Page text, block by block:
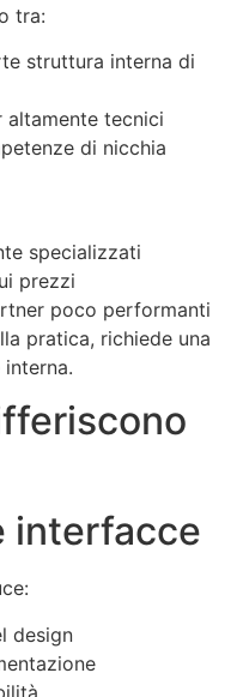
tra:
struttura interna di
tecnici
di nicchia
specializzati
prezzi
poco performanti
pratica, richiede una
interfacce
design